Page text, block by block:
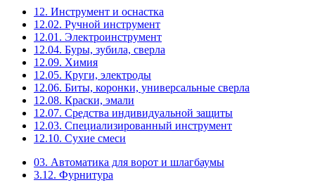
12. Инструмент и оснастка
12.02. Ручной инструмент
12.01. Электроинструмент
12.04. Буры, зубила, сверла
12.09. Химия
12.05. Круги, электроды
12.06. Биты, коронки, универсальные сверла
12.08. Краски, эмали
12.07. Средства индивидуальной защиты
12.03. Специализированный инструмент
12.10. Сухие смеси
03. Автоматика для ворот и шлагбаумы
3.12. Фурнитура